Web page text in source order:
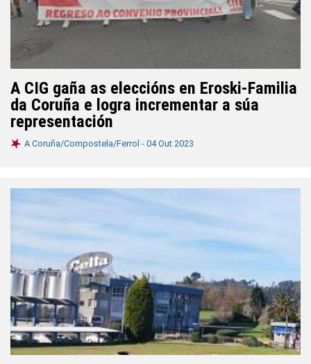
A CIG gaña as eleccións en Eroski-Familia
da Coruña e logra incrementar a súa
representación
A Coruña/Compostela/Ferrol - 04 Out 2023